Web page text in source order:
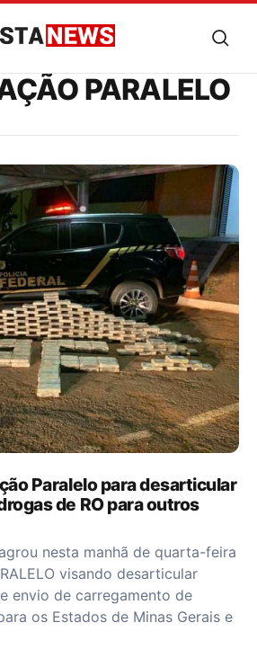
PARALELO
Paralelo para desarticular
de RO para outros
nesta manhã de quarta-feira
visando desarticular
envio de carregamento de
os Estados de Minas Gerais e